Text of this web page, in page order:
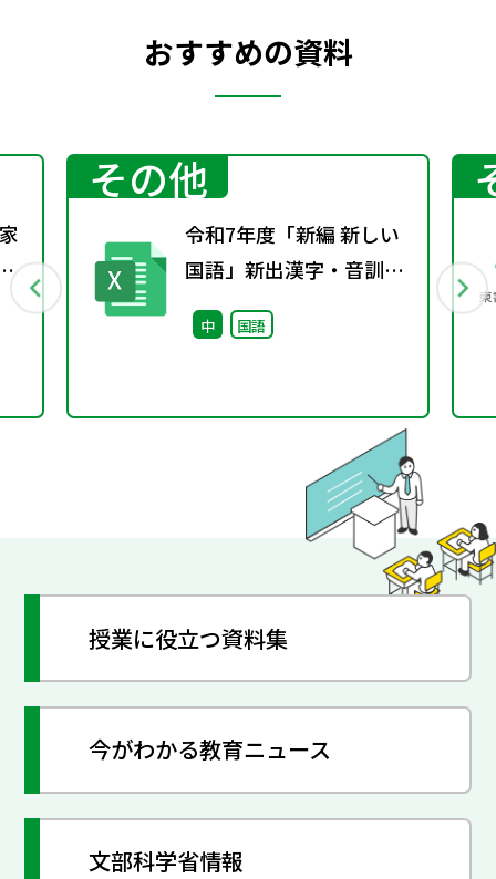
おすすめの資料
その他
令和7年度「新編 新しい
国語」新出漢字・音訓・
「付表」
中 国語
授業に役立つ資料集
今がわかる教育ニュース
文部科学省情報